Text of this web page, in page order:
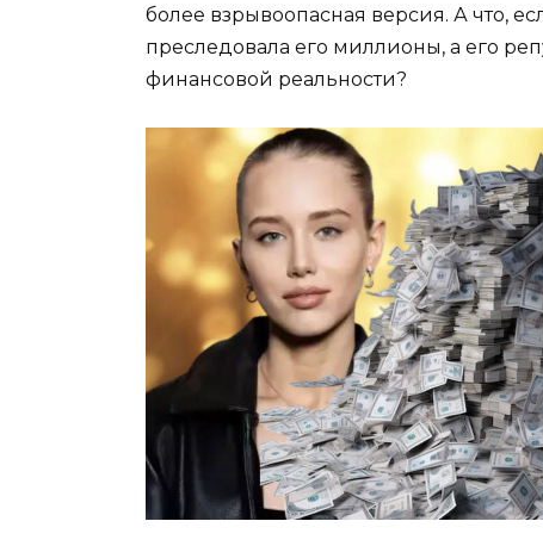
более взрывоопасная версия. А что,
преследовала его миллионы, а его
финансовой реальности?